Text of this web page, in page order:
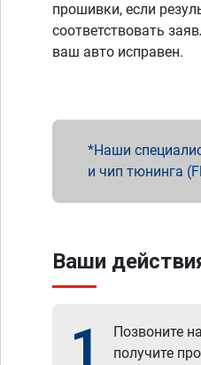
прошивки, если
соответствовать
ваш авто исправен.
Наши
и чип тюнинга
Ваши
1 Позвоните
получите